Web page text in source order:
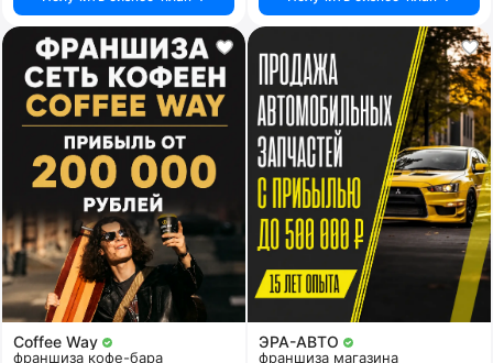
Coffee Way
франшиза кофе-бара
ЭРА-АВТО
франшиза магазина